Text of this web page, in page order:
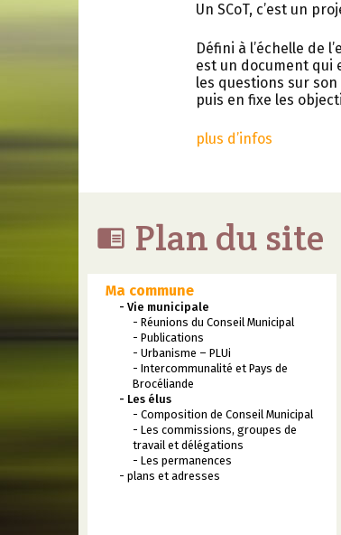
Un SCoT, c’est un
Défini à l’échelle de
est un document qui
les questions sur
puis en fixe les
plus d’infos
 Plan du site
Ma commune
- Vie municipale
- Réunions du Conseil Municipal
- Publications
- Urbanisme – PLUi
- Intercommunalité et Pays de
Brocéliande
- Les élus
- Composition de Conseil Municipal
- Les commissions, groupes de
travail et délégations
- Les permanences
- plans et adresses